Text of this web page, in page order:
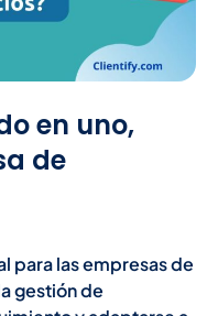
en uno,
de
para las empresas de
gestión de